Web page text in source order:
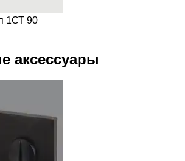
1СТ 90
аксессуары